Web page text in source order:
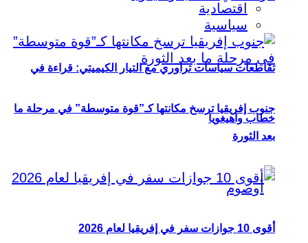
تقاطعات سياسات تراوري مع التيار الكيميتي: قراءة في
خطاب واهيغويا
اقتصادية
سياسية
جنوب إفريقيا ترسخ مكانتها كـ”قوة متوسطة” في مرحلة ما
بعد الثورة
أقوى 10 جوازات سفر في إفريقيا لعام 2026